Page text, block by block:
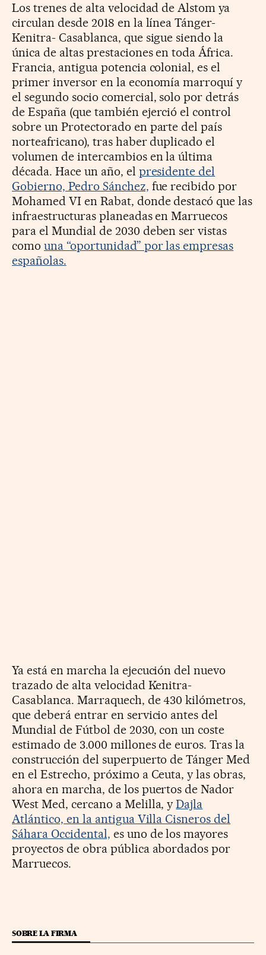
Los trenes de alta velocidad de Alstom ya
circulan desde 2018 en la línea Tánger-
Kenitra- Casablanca, que sigue siendo la
única de altas prestaciones en toda África.
Francia, antigua potencia colonial, es el
primer inversor en la economía marroquí y
el segundo socio comercial, solo por detrás
de España (que también ejerció el control
sobre un Protectorado en parte del país
norteafricano), tras haber duplicado el
volumen de intercambios en la última
década. Hace un año, el presidente del
Gobierno, Pedro Sánchez, fue recibido por
Mohamed VI en Rabat, donde destacó que las
infraestructuras planeadas en Marruecos
para el Mundial de 2030 deben ser vistas
como una “oportunidad” por las empresas
españolas.
Ya está en marcha la ejecución del nuevo
trazado de alta velocidad Kenitra-
Casablanca. Marraquech, de 430 kilómetros,
que deberá entrar en servicio antes del
Mundial de Fútbol de 2030, con un coste
estimado de 3.000 millones de euros. Tras la
construcción del superpuerto de Tánger Med
en el Estrecho, próximo a Ceuta, y las obras,
ahora en marcha, de los puertos de Nador
West Med, cercano a Melilla, yDajla
Atlántico, en la antigua Villa Cisneros del
Sáhara Occidental, es uno de los mayores
proyectos de obra pública abordados por
Marruecos.
SOBRE LA FIRMA